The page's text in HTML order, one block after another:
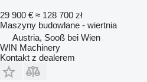
29 900 € ≈ 128 700 zł
Maszyny budowlane - wiertnia
Austria, Sooß bei Wien
WIN Machinery
Kontakt z dealerem